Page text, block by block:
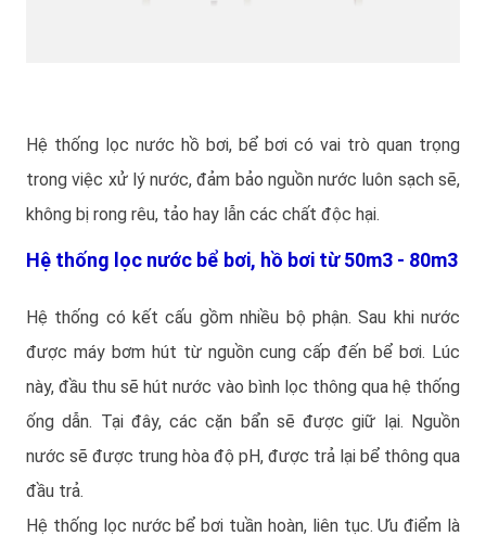
Hệ thống lọc nước hồ bơi, bể bơi có vai trò quan trọng
trong việc xử lý nước, đảm bảo nguồn nước luôn sạch sẽ,
không bị rong rêu, tảo hay lẫn các chất độc hại.
Hệ thống lọc nước bể bơi, hồ bơi từ 50m3 - 80m3
Hệ thống có kết cấu gồm nhiều bộ phận. Sau khi nước
được máy bơm hút từ nguồn cung cấp đến bể bơi. Lúc
này, đầu thu sẽ hút nước vào bình lọc thông qua hệ thống
ống dẫn. Tại đây, các cặn bẩn sẽ được giữ lại. Nguồn
nước sẽ được trung hòa độ pH, được trả lại bể thông qua
đầu trả.
Hệ thống lọc nước bể bơi tuần hoàn, liên tục. Ưu điểm là